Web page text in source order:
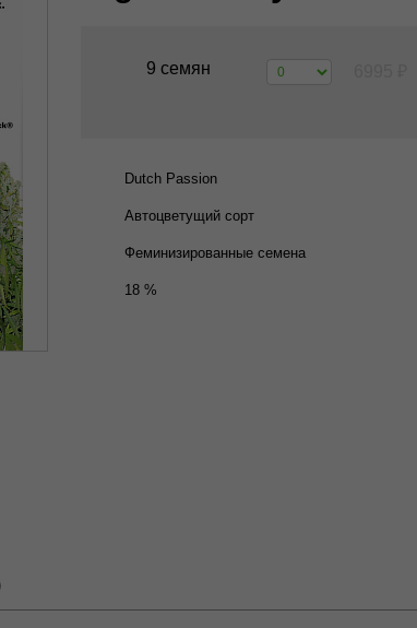
9 семян
Dutch Passion
Автоцветущий сорт
Феминизированные семена
18 %